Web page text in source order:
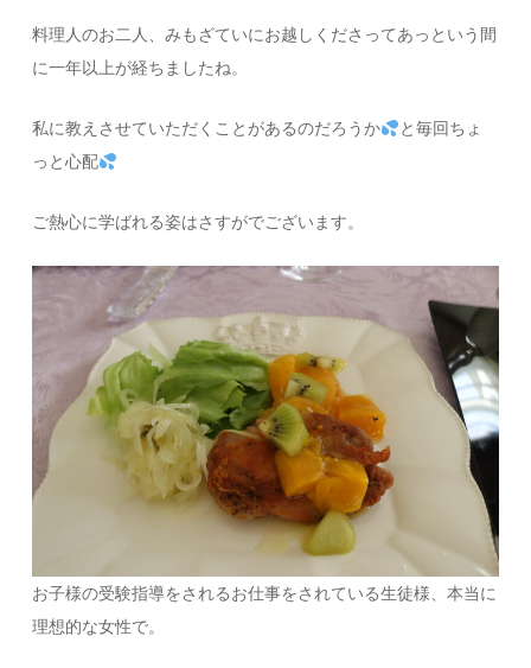
料理人のお二人、みもざていにお越しくださってあっという間
に一年以上が経ちましたね。
私に教えさせていただくことがあるのだろうか
と毎回ちょ
っと心配
ご熱心に学ばれる姿はさすがでございます。
お子様の受験指導をされるお仕事をされている生徒様、本当に
理想的な女性で。